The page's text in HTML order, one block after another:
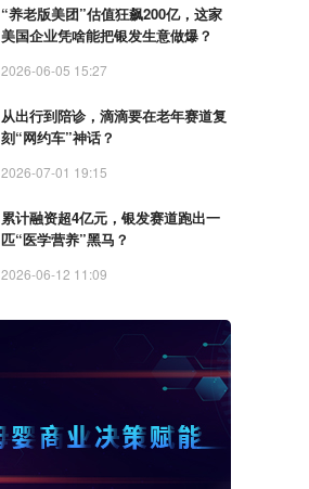
“养老版美团”估值狂飙200亿，这家
美国企业凭啥能把银发生意做爆？
2026-06-05 15:27
从出行到陪诊，滴滴要在老年赛道复
刻“网约车”神话？
2026-07-01 19:15
累计融资超4亿元，银发赛道跑出一
匹“医学营养”黑马？
2026-06-12 11:09